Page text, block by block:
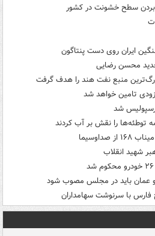
بردن سطح خشونت در کشور
محسن رضایی
منبع نفت هند را هدف گرفت
زودی تامین خواهد شد
شد
توطئه‌ها را نقش بر آب کردند
شهید انقلاب
و عمان باید در مجلس مصوب شود
با سرنوشت سهامداران